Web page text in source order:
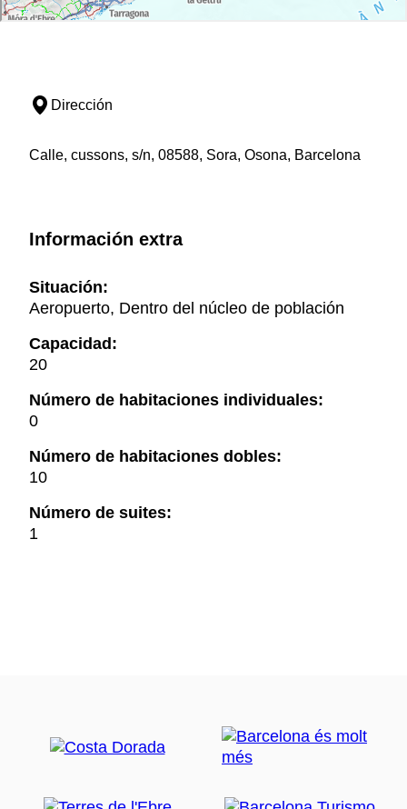
Dirección
Calle, cussons, s/n, 08588, Sora, Osona, Barcelona
Información extra
Situación:
Aeropuerto, Dentro del núcleo de población
Capacidad:
20
Número de habitaciones individuales:
0
Número de habitaciones dobles:
10
Número de suites:
1